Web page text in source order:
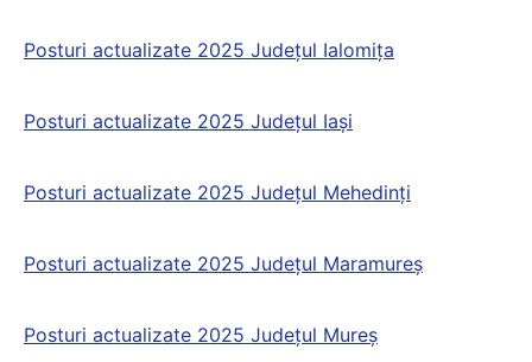
Posturi actualizate 2025 Județul Ialomița
Posturi actualizate 2025 Județul Iaşi
Posturi actualizate 2025 Județul Mehedinți
Posturi actualizate 2025 Județul Maramureş
Posturi actualizate 2025 Județul Mureş